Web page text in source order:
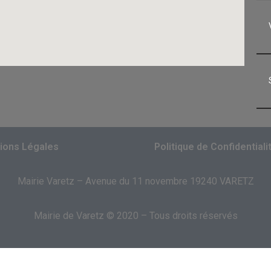
Légales Politique de
Mairie Varetz – Avenue du 11 novembre 19240 VARETZ
Mairie de Varetz © 2020 – Tous droits réservés